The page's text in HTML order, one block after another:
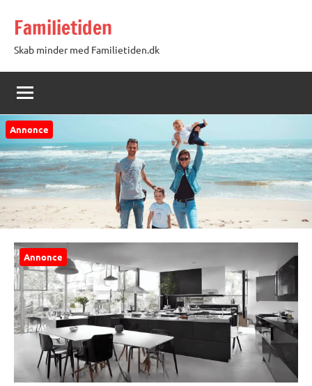
indhold
Familietiden
Skab minder med Familietiden.dk
Annonce
Annonce